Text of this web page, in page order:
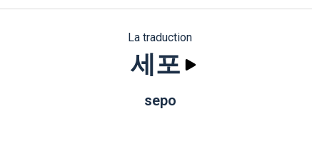
La traduction
세포
sepo